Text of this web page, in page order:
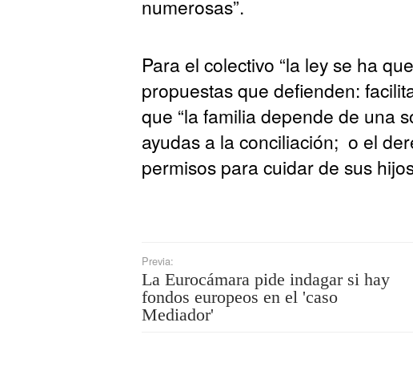
numerosas”.
Para el colectivo “la ley se ha
propuestas que defienden:
que “la familia depende de una
ayudas a la conciliación; o el
permisos para cuidar de sus
Previa:
La Eurocámara pide indagar si hay
fondos europeos en el 'caso
Mediador'